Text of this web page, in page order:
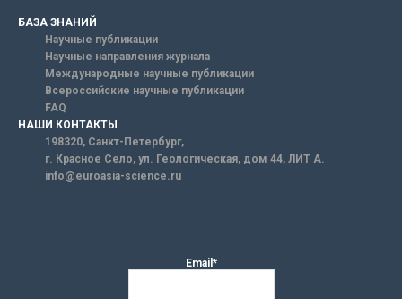
БАЗА ЗНАНИЙ
Научные публикации
Научные направления журнала
Международные научные публикации
Всероссийские научные публикации
FAQ
НАШИ КОНТАКТЫ
198320, Санкт-Петербург,
г. Красное Село, ул. Геологическая, дом 44, ЛИТ А.
info@euroasia-science.ru
Email*